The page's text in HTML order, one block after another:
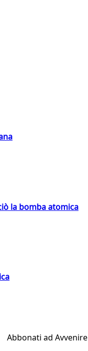
la bomba atomica
Abbonati ad Avvenire